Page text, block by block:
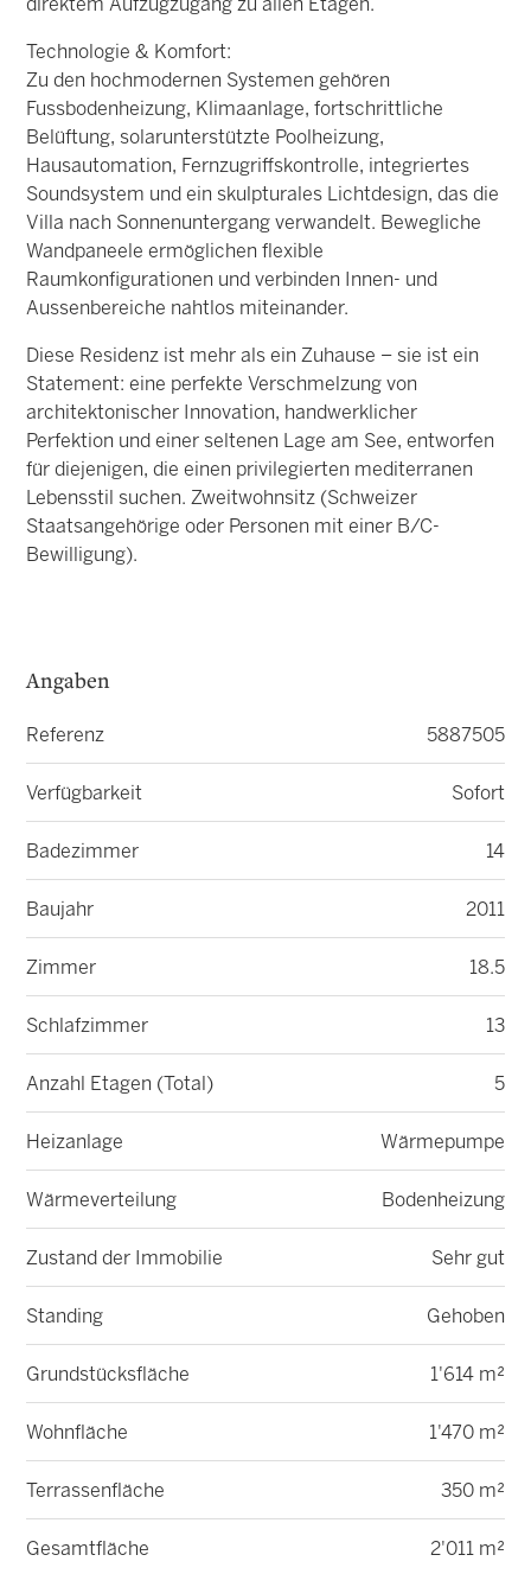
direktem Aufzugzugang zu allen Etagen.
Technologie & Komfort:
Zu den hochmodernen Systemen gehören
Fussbodenheizung, Klimaanlage, fortschrittliche
Belüftung, solarunterstützte Poolheizung,
Hausautomation, Fernzugriffskontrolle, integriertes
Soundsystem und ein skulpturales Lichtdesign, das die
Villa nach Sonnenuntergang verwandelt. Bewegliche
Wandpaneele ermöglichen flexible
Raumkonfigurationen und verbinden Innen- und
Aussenbereiche nahtlos miteinander.
Diese Residenz ist mehr als ein Zuhause – sie ist ein
Statement: eine perfekte Verschmelzung von
architektonischer Innovation, handwerklicher
Perfektion und einer seltenen Lage am See, entworfen
für diejenigen, die einen privilegierten mediterranen
Lebensstil suchen. Zweitwohnsitz (Schweizer
Staatsangehörige oder Personen mit einer B/C-
Bewilligung).
Angaben
Referenz 5887505
Verfügbarkeit Sofort
Badezimmer 14
Baujahr 2011
Zimmer 18.5
Schlafzimmer 13
Anzahl Etagen (Total) 5
Heizanlage Wärmepumpe
Wärmeverteilung Bodenheizung
Zustand der Immobilie Sehr gut
Standing Gehoben
Grundstücksfläche 1'614 m²
Wohnfläche 1'470 m²
Terrassenfläche 350 m²
Gesamtfläche 2'011 m²